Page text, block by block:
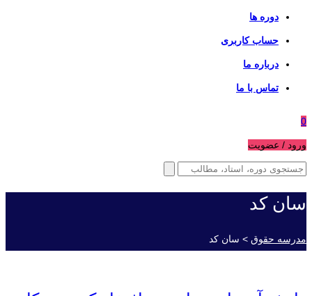
دوره ها
حساب کاربری
درباره ما
تماس با ما
0
ورود / عضویت
سان کد
مدرسه حقوق > سان کد